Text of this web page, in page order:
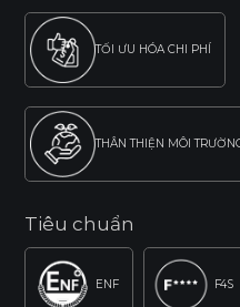
TỐI ƯU HÓA CHI PHÍ
THÂN THIỆN MÔI
Tiêu chuẩn
ENF F4S